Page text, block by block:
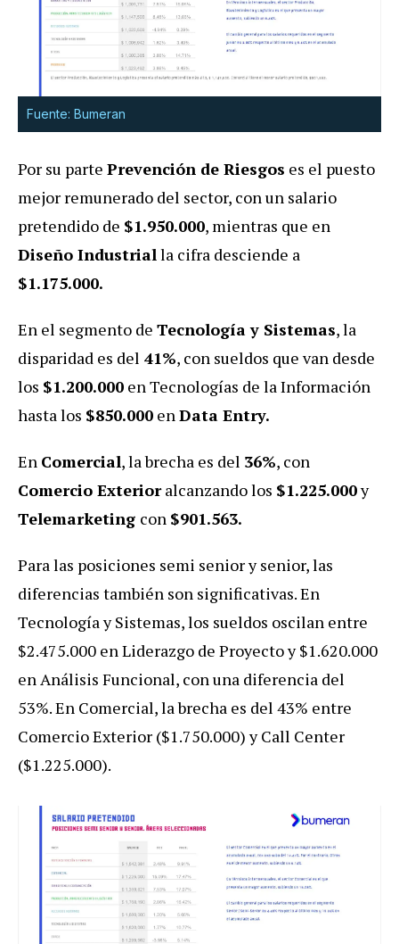
Fuente: Bumeran
Por su parte Prevención de Riesgos es el puesto
mejor remunerado del sector, con un salario
pretendido de $1.950.000, mientras que en
Diseño Industrial la cifra desciende a
$1.175.000.
En el segmento de Tecnología y Sistemas, la
disparidad es del 41%, con sueldos que van desde
los $1.200.000 en Tecnologías de la Información
hasta los $850.000 en Data Entry.
En Comercial, la brecha es del 36%, con
Comercio Exterioralcanzando los $1.225.000y
Telemarketing con $901.563.
Para las posiciones semi senior y senior, las
diferencias también son significativas. En
Tecnología y Sistemas, los sueldos oscilan entre
$2.475.000 en Liderazgo de Proyecto y $1.620.000
en Análisis Funcional, con una diferencia del
53%. En Comercial, la brecha es del 43% entre
Comercio Exterior ($1.750.000) y Call Center
($1.225.000).